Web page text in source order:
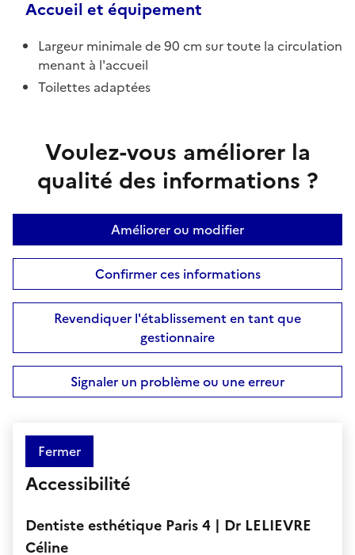
Accueil et équipement
Largeur minimale de 90 cm sur toute la circulation
menant à l'accueil
Toilettes adaptées
Voulez-vous améliorer la
qualité des informations ?
Améliorer ou modifier
Confirmer ces informations
Revendiquer l'établissement en tant que
gestionnaire
Signaler un problème ou une erreur
Fermer
Accessibilité
Dentiste esthétique Paris 4 | Dr LELIEVRE
Céline